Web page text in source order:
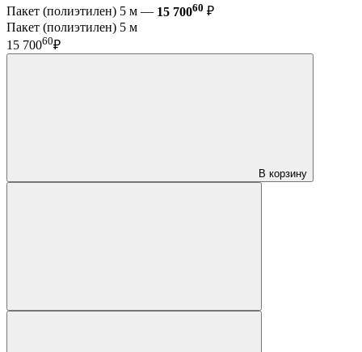
Пакет (полиэтилен) 5 м — 15 70060 ₽
Пакет (полиэтилен) 5 м
15 70060₽
В корзину